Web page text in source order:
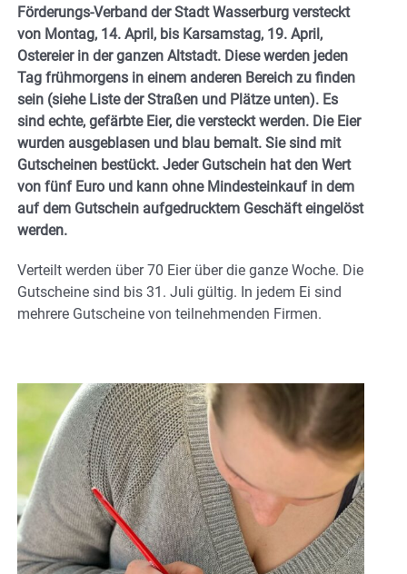
Förderungs-Verband der Stadt Wasserburg versteckt
von Montag, 14. April, bis Karsamstag, 19. April,
Ostereier in der ganzen Altstadt. Diese werden jeden
Tag frühmorgens in einem anderen Bereich zu finden
sein (siehe Liste der Straßen und Plätze unten). Es
sind echte, gefärbte Eier, die versteckt werden. Die Eier
wurden ausgeblasen und blau bemalt. Sie sind mit
Gutscheinen bestückt. Jeder Gutschein hat den Wert
von fünf Euro und kann ohne Mindesteinkauf in dem
auf dem Gutschein aufgedrucktem Geschäft eingelöst
werden.
Verteilt werden über 70 Eier über die ganze Woche. Die
Gutscheine sind bis 31. Juli gültig. In jedem Ei sind
mehrere Gutscheine von teilnehmenden Firmen.